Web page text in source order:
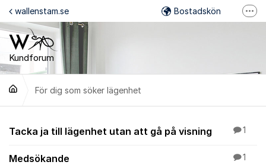
Hoppa till innehåll
Kundforum
wallenstam.se Bostadskön
Wallenstam på Facebook
För dig som söker lägenhet
För dig som söker
Tacka ja till lägenhet utan att gå på visning 1
Medsökande 1